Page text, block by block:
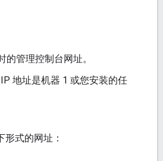
管理控制台网址。
地址是机器 1 或您安装的任
式的网址：